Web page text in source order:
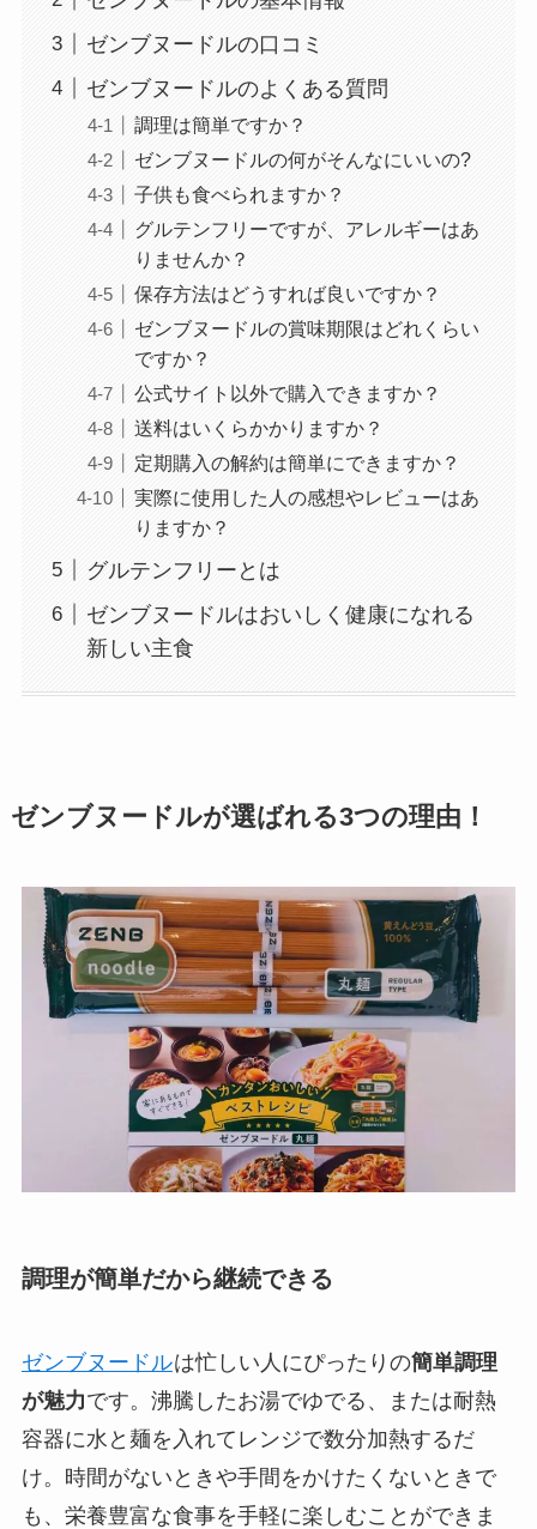
ゼンブヌードルの口コミ
ゼンブヌードルのよくある質問
調理は簡単ですか？
ゼンブヌードルの何がそんなにいいの?
子供も食べられますか？
グルテンフリーですが、アレルギーはあ
りませんか？
保存方法はどうすれば良いですか？
ゼンブヌードルの賞味期限はどれくらい
ですか？
公式サイト以外で購入できますか？
送料はいくらかかりますか？
定期購入の解約は簡単にできますか？
実際に使用した人の感想やレビューはあ
りますか？
グルテンフリーとは
ゼンブヌードルはおいしく健康になれる
新しい主食
ゼンブヌードルが選ばれる3つの理由！
調理が簡単だから継続できる
ゼンブヌードルは忙しい人にぴったりの簡単調理
が魅力です。沸騰したお湯でゆでる、または耐熱
容器に水と麺を入れてレンジで数分加熱するだ
け。時間がないときや手間をかけたくないときで
も、栄養豊富な食事を手軽に楽しむことができま